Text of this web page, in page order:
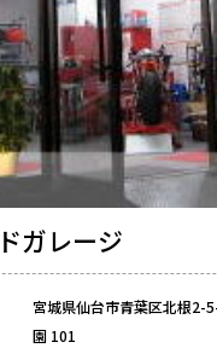
ガレージ
宮城県仙台市青葉区北根2-
園 101